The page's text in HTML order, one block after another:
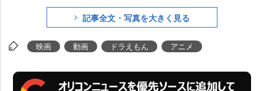
記事全文・写真を大きく見る
映画 動画 ドラえもん アニメ